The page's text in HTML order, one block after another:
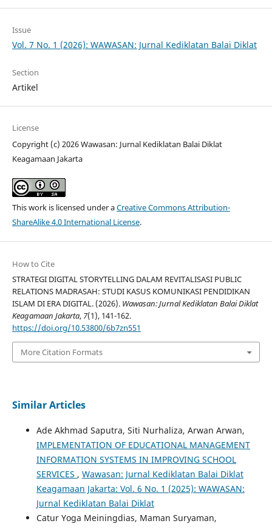
Issue
Vol. 7 No. 1 (2026): WAWASAN: Jurnal Kediklatan Balai Diklat
Section
Artikel
License
Copyright (c) 2026 Wawasan: Jurnal Kediklatan Balai Diklat
Keagamaan Jakarta
This work is licensed under aCreative Commons Attribution-
ShareAlike 4.0 International License.
How to Cite
STRATEGI DIGITAL STORYTELLING DALAM REVITALISASI PUBLIC
RELATIONS MADRASAH: STUDI KASUS KOMUNIKASI PENDIDIKAN
ISLAM DI ERA DIGITAL. (2026). Wawasan: Jurnal Kediklatan Balai Diklat
Keagamaan Jakarta, 7(1), 141-162.
https://doi.org/10.53800/6b7zn551
More Citation Formats
Similar Articles
Ade Akhmad Saputra, Siti Nurhaliza, Arwan Arwan,
IMPLEMENTATION OF EDUCATIONAL MANAGEMENT
INFORMATION SYSTEMS IN IMPROVING SCHOOL
SERVICES , Wawasan: Jurnal Kediklatan Balai Diklat
Keagamaan Jakarta: Vol. 6 No. 1 (2025): WAWASAN:
Jurnal Kediklatan Balai Diklat
Catur Yoga Meiningdias, Maman Suryaman,